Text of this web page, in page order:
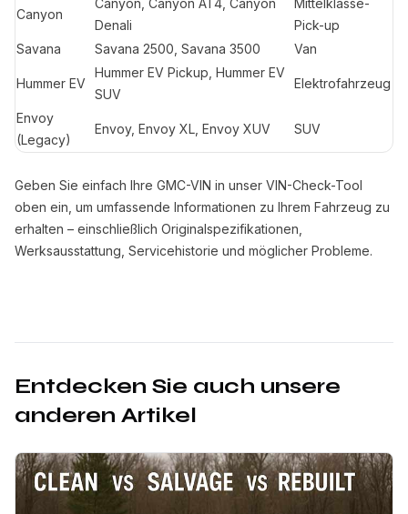
Canyon
Canyon, Canyon AT4, Canyon
Denali
Mittelklasse-
Pick-up
Savana
Savana 2500, Savana 3500 Van
Hummer EV
Hummer EV Pickup, Hummer EV
SUV
Elektrofahrzeug
Envoy
(Legacy)
Envoy, Envoy XL, Envoy XUV SUV
Geben Sie einfach Ihre GMC-VIN in unser VIN-Check-Tool
oben ein, um umfassende Informationen zu Ihrem Fahrzeug zu
erhalten – einschließlich Originalspezifikationen,
Werksausstattung, Servicehistorie und möglicher Probleme.
Entdecken Sie auch unsere
anderen Artikel